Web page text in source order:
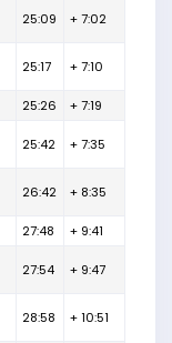
25:09 + 7:02
25:17 + 7:10
25:26 + 7:19
25:42 + 7:35
26:42 + 8:35
27:48 + 9:41
27:54 + 9:47
28:58 + 10:51